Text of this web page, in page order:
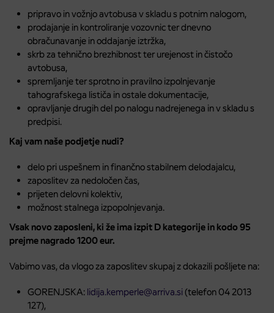
pripravo in vožnjo avtobusa v skladu s potnim nalogom,
prodajanje in kontroliranje vozovnic ter dnevno
obračunavanje in oddajanje iztržka,
skrb za tehnično brezhibnost ter urejenost in čistočo
avtobusa,
spremljanje ter sprotno in pravilno izpolnjevanje
tahografskega lističa in ostale dokumentacije,
opravljanje drugih del po nalogu nadrejenega in v skladu s
predpisi.
Kaj vam naše podjetje nudi?
delo pri uspešnem in finančno stabilnem delodajalcu,
zaposlitev za nedoločen čas,
prijeten delovni kolektiv,
možnost stalnega izpopolnjevanja.
Vsak novo zaposleni, ki že ima izpit D kategorije in kodo 95
prejme nagrado 1200 eur.
Vabimo vas, da vlogo za zaposlitev skupaj z dokazili pošljete na:
GORENJSKA: lidija.kemperle@arriva.si(telefon 04 2013
127),